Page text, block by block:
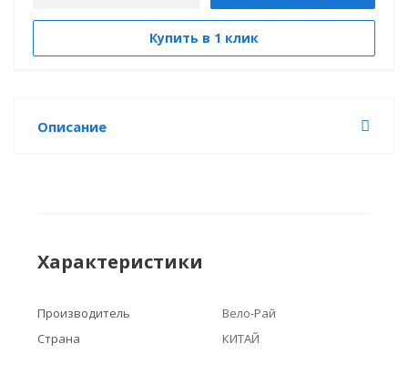
Купить в 1 клик
Описание
Характеристики
Производитель
Вело-Рай
Страна
КИТАЙ